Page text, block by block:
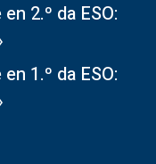
2.º da ESO:
1.º da ESO: